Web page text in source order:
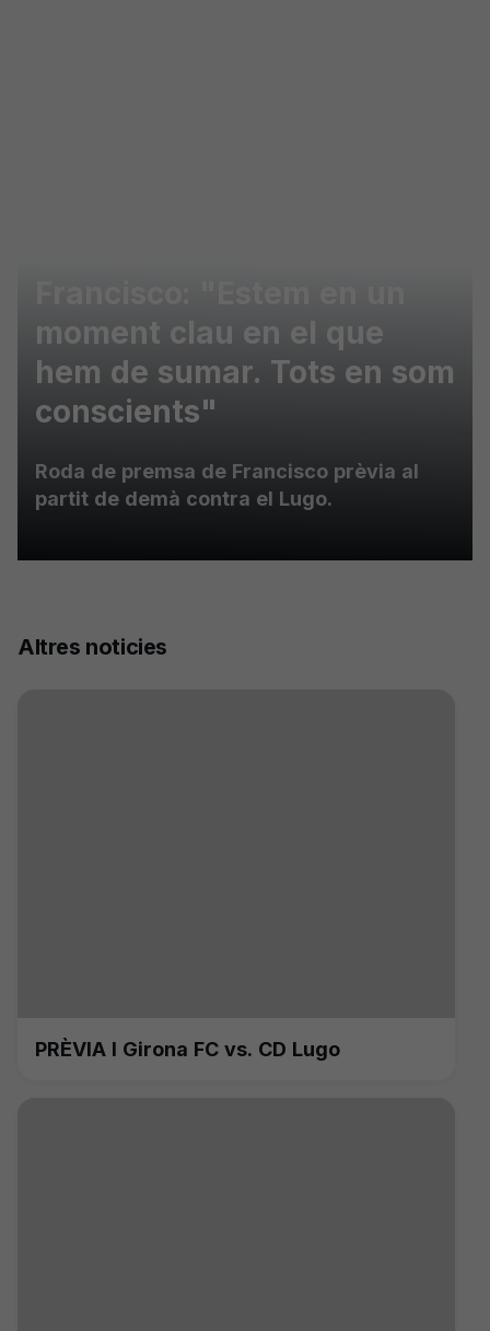
moment clau en el que
hem de sumar. Tots en som
conscients"
Roda de premsa de Francisco prèvia al
partit de demà contra el Lugo.
Altres noticies
PRÈVIA I Girona FC vs. CD Lugo